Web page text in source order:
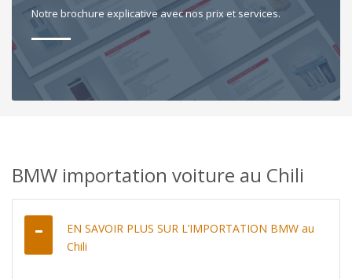
Notre brochure explicative avec nos prix et services.
BMW importation voiture au Chili
EN SAVOIR PLUS SUR L’IMPORTATION BMW au
Chili